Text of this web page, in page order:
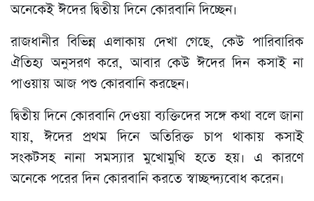
অনেকেই ঈদের দ্বিতীয় দিনে কোরবানি দিচ্ছেন।
রাজধানীর বিভিন্ন এলাকায় দেখা গেছে, কেউ পারিবারিক
ঐতিহ্য অনুসরণ করে, আবার কেউ ঈদের দিন কসাই না
পাওয়ায় আজ পশু কোরবানি করছেন।
দ্বিতীয় দিনে কোরবানি দেওয়া ব্যক্তিদের সঙ্গে কথা বলে জানা
যায়, ঈদের প্রথম দিনে অতিরিক্ত চাপ থাকায় কসাই
সংকটসহ নানা সমস্যার মুখোমুখি হতে হয়। এ কারণে
অনেকে পরের দিন কোরবানি করতে স্বাচ্ছন্দ্যবোধ করেন।